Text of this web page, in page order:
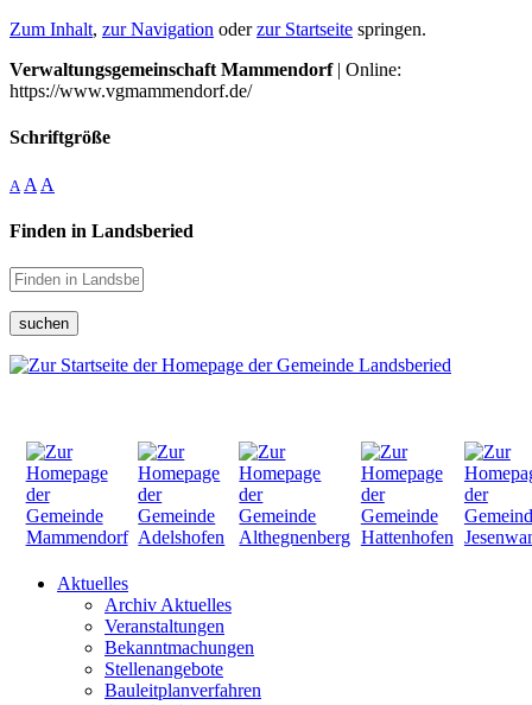
Zum Inhalt, zur Navigation oderzur Startseite springen.
Verwaltungsgemeinschaft Mammendorf| Online:
https://www.vgmammendorf.de/
Schriftgröße
A A A
Finden in Landsberied
suchen
Aktuelles
Archiv Aktuelles
Veranstaltungen
Bekanntmachungen
Stellenangebote
Bauleitplanverfahren